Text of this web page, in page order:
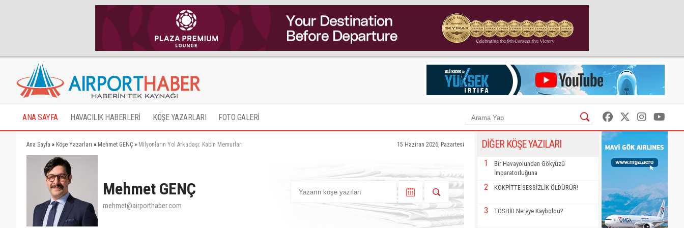
ANA SAYFA HAVACILIK HABERLERİ KÖŞE YAZARLARI FOTO GALERİ
Ana Sayfa » Köşe Yazarları » Mehmet GENÇ » Milyonların Yol Arkadaşı: Kabin Memurları 15 Haziran 2026, Pazartesi
Mehmet GENÇ
mehmet@airporthaber.com
DİĞER KÖŞE YAZILARI
1
Bir Havayolundan Gökyüzü
İmparatorluğuna
2 KOKPİTTE SESSİZLİK ÖLDÜRÜR!
3 TÖSHİD Nereye Kayboldu?